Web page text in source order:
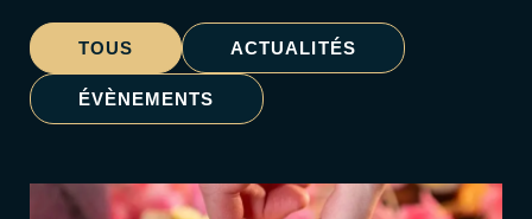
ACTUALITÉS
ÉVÈNEMENTS
TOUS